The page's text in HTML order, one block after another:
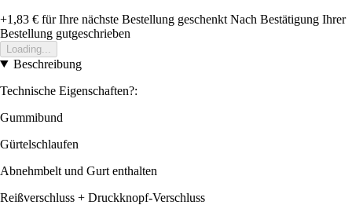
+1,83 € für Ihre nächste Bestellung geschenkt Nach Bestätigung Ihrer
Bestellung gutgeschrieben
Loading...
Beschreibung
Technische Eigenschaften?:
Gummibund
Gürtelschlaufen
Abnehmbelt und Gurt enthalten
Reißverschluss + Druckknopf-Verschluss